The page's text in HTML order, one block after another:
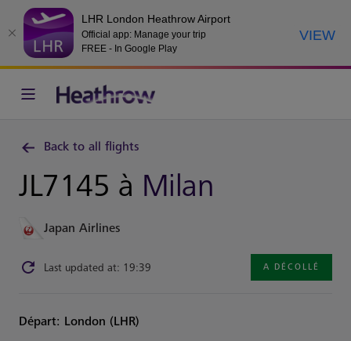
LHR London Heathrow Airport
Official app: Manage your trip
FREE - In Google Play
VIEW
Back to all flights
JL7145 à Milan
Japan Airlines
Last updated at: 19:39 A DÉCOLLÉ
Départ: London (LHR)